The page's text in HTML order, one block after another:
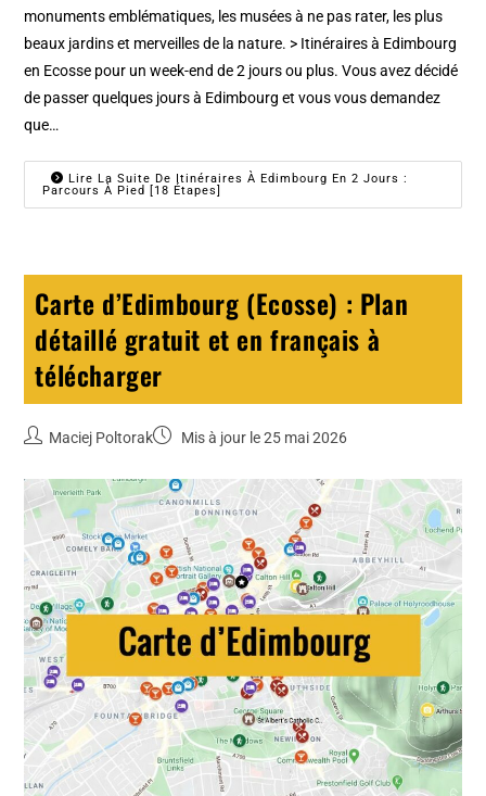
monuments emblématiques, les musées à ne pas rater, les plus
beaux jardins et merveilles de la nature. > Itinéraires à Edimbourg
en Ecosse pour un week-end de 2 jours ou plus. Vous avez décidé
de passer quelques jours à Edimbourg et vous vous demandez
que…
Lire La Suite De Itinéraires À Edimbourg En 2 Jours :
Parcours À Pied [18 Étapes]
Carte d’Edimbourg (Ecosse) : Plan
détaillé gratuit et en français à
télécharger
Maciej Poltorak Mis à jour le 25 mai 2026